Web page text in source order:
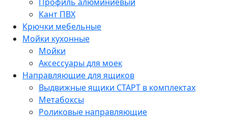
Кант ПВХ
Крючки мебельные
Мойки кухонные
Мойки
Аксессуары для моек
Направляющие для ящиков
Выдвижные ящики СТАРТ в комплектах
Метабоксы
Роликовые направляющие